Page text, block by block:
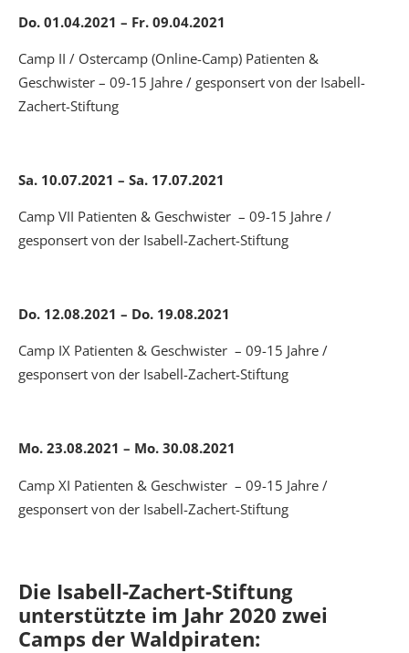
Do. 01.04.2021 – Fr. 09.04.2021
Camp II / Ostercamp (Online-Camp) Patienten &
Geschwister – 09-15 Jahre / gesponsert von der Isabell-
Zachert-Stiftung
Sa. 10.07.2021 – Sa. 17.07.2021
Camp VII Patienten & Geschwister – 09-15 Jahre /
gesponsert von der Isabell-Zachert-Stiftung
Do. 12.08.2021 – Do. 19.08.2021
Camp IX Patienten & Geschwister – 09-15 Jahre /
gesponsert von der Isabell-Zachert-Stiftung
Mo. 23.08.2021 – Mo. 30.08.2021
Camp XI Patienten & Geschwister – 09-15 Jahre /
gesponsert von der Isabell-Zachert-Stiftung
Die Isabell-Zachert-Stiftung
unterstützte im Jahr 2020 zwei
Camps der Waldpiraten: